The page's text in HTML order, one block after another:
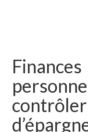
Finances